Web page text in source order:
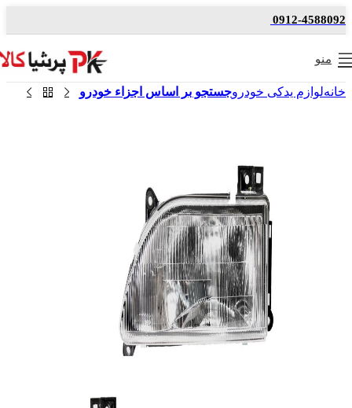
0912-4588092
منو
خانهلوازم یدکی خودروجستجو بر اساس اجزاء خودرو